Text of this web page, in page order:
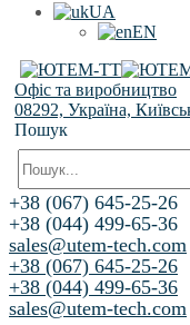
UA
EN
Офіс та виробництво
08292, Україна,
Пошук
+38 (067) 645-25-26
+38 (044) 499-65-36
sales@utem-tech.com
+38 (067) 645-25-26
+38 (044) 499-65-36
sales@utem-tech.com